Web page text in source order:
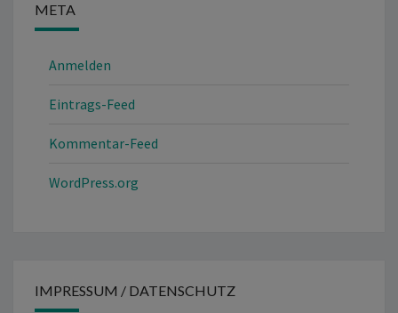
META
Anmelden
Eintrags-Feed
Kommentar-Feed
WordPress.org
IMPRESSUM / DATENSCHUTZ